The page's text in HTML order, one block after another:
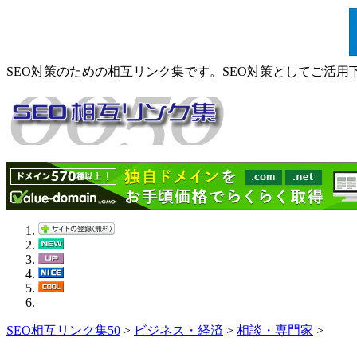
SEO対策のための相互リンク集です。SEO対策としてご活用
SEO相互リンク集50 > ビジネス・経済 > 相談・専門家 >